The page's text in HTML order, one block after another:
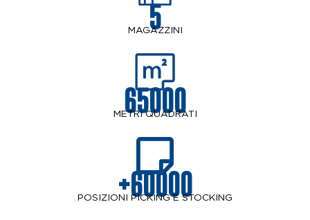
5
MAGAZZINI
65000
METRI QUADRATI
+60000
POSIZIONI PICKING E STOCKING